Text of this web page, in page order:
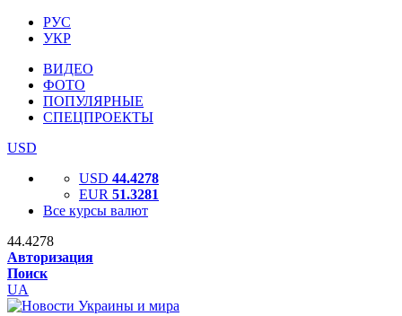
РУС
УКР
ВИДЕО
ФОТО
ПОПУЛЯРНЫЕ
СПЕЦПРОЕКТЫ
USD
USD 44.4278
EUR 51.3281
Все курсы валют
44.4278
Авторизация
Поиск
UA